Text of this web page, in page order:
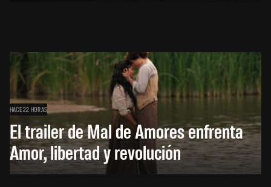
HACE 22 HORAS
El trailer de Mal de Amores enfrenta
Amor, libertad y revolución